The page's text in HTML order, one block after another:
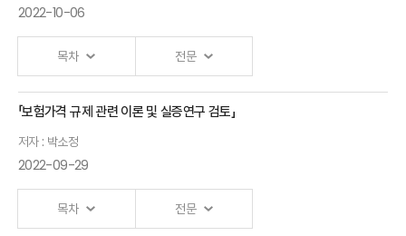
전용식
보험연구원
선임연구위원
2022-10-06
목차 전문
개회사
원장
「보험가격 규제 관련 이론 및 실증연구 검토」
저자 : 박소정
2022-09-29
목차 전문